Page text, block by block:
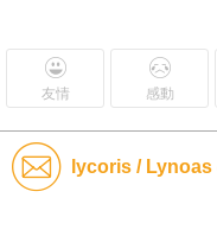
友情 感動
lycoris / Lynoas